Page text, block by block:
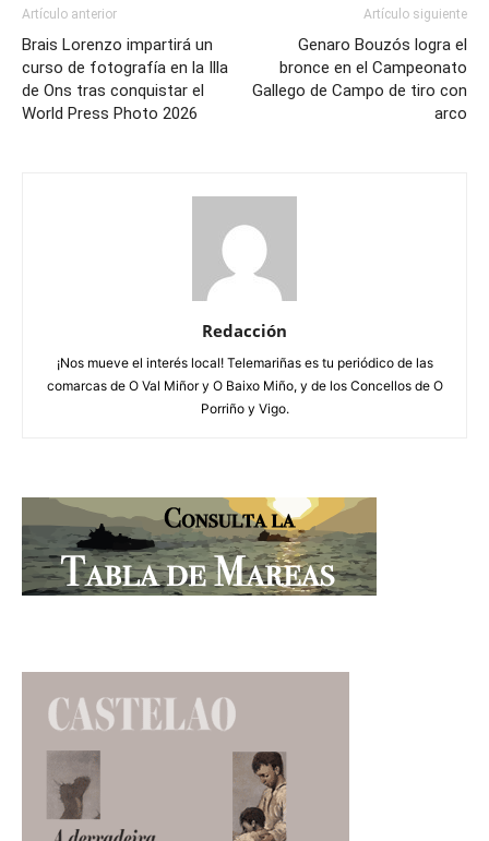
Artículo anterior
Brais Lorenzo impartirá un
curso de fotografía en la Illa
de Ons tras conquistar el
World Press Photo 2026
Artículo siguiente
Genaro Bouzós logra el
bronce en el Campeonato
Gallego de Campo de tiro con
arco
Redacción
¡Nos mueve el interés local! Telemariñas es tu periódico de las
comarcas de O Val Miñor y O Baixo Miño, y de los Concellos de O
Porriño y Vigo.